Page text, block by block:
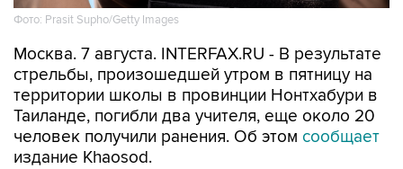
Фото: Prasit Supho/Getty Images
Москва. 7 августа. INTERFAX.RU - В результате
стрельбы, произошедшей утром в пятницу на
территории школы в провинции Нонтхабури в
Таиланде, погибли два учителя, еще около 20
человек получили ранения. Об этом сообщает
издание Khaosod.